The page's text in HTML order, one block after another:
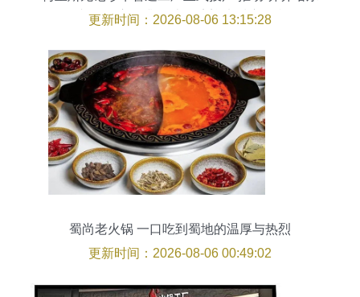
烤肉”供应链升级 火锅店迎来质变红利
更新时间：2026-08-06 13:15:28
蜀尚老火锅 一口吃到蜀地的温厚与热烈
更新时间：2026-08-06 00:49:02